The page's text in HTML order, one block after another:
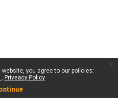
you agree to our policies:
Priveacy Policy